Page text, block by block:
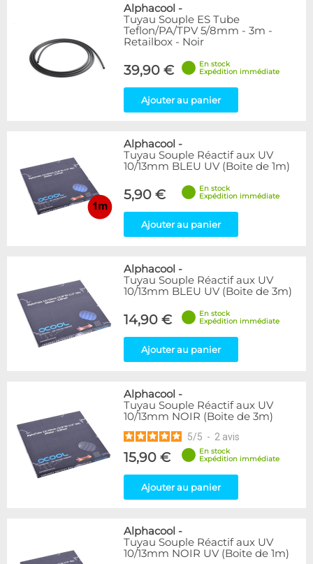
Alphacool -
Tuyau Souple ES Tube
Teflon/PA/TPV 5/8mm - 3m -
Retailbox - Noir
39,90 €
En stock
Expédition immédiate
Ajouter au panier
Alphacool -
Tuyau Souple Réactif aux UV
10/13mm BLEU UV (Boite de 1m)
5,90 €
En stock
Expédition immédiate
Ajouter au panier
Alphacool -
Tuyau Souple Réactif aux UV
10/13mm BLEU UV (Boite de 3m)
14,90 €
En stock
Expédition immédiate
Ajouter au panier
Alphacool -
Tuyau Souple Réactif aux UV
10/13mm NOIR (Boite de 3m)
5/5 - 2 avis
15,90 €
En stock
Expédition immédiate
Ajouter au panier
Alphacool -
Tuyau Souple Réactif aux UV
10/13mm NOIR UV (Boite de 1m)